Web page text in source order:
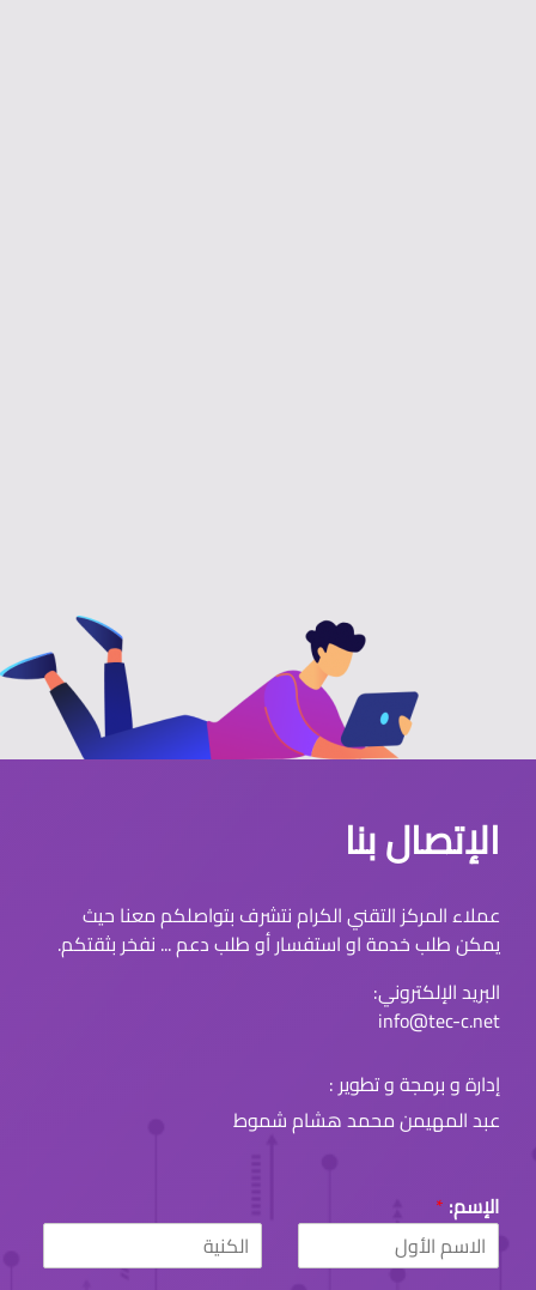
الإتصال بنا
عملاء المركز التقني الكرام نتشرف بتواصلكم معنا حيث
يمكن طلب خدمة او استفسار أو طلب دعم ... نفخر بثقتكم.
البريد الإلكتروني:
info@tec-c.net
إدارة و برمجة و تطوير :
عبد المهيمن محمد هشام شموط
الإسم: *
F
L